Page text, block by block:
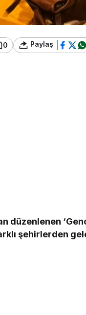
0 Paylaş
düzenlenen
şehirlerden